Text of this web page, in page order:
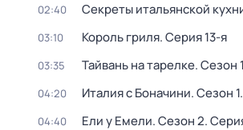
02:40 Секреты итальянской
03:10 Король гриля. Серия 13-я
03:35 Тайвань на тарелке. Сезон 1
04:20 Италия с Боначини. Сезон 1
04:40 Ели у Емели. Сезон 2.